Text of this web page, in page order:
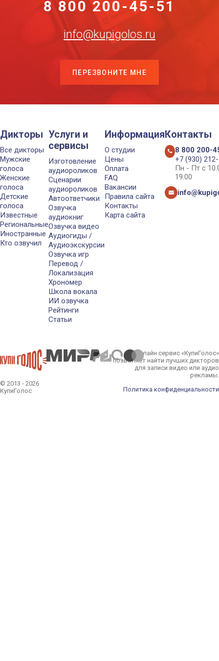
8 800 200-45-51
info@kupigolos.ru
ПЕРЕЗВОНИТЕ МНЕ
Дикторы
Все дикторы
Мужские
голоса
Женские
голоса
Детские
голоса
Известные
Региональные
Иностранные
Кто озвучил
Услуги и
сервисы
Изготовление
аудиороликов
Сценарии
аудиороликов
Автоответчики
Озвучка
аудиокниг
Озвучка видео
Аудиогиды /
Аудиоэкскурсии
Озвучка игр
Перевод /
Локализация
Хрономер
Школа вокала
ИИ озвучка
Рейтинги
Статьи
Информация
О студии
Цены
Оплата
FAQ
Вакансии
Правила сайта
Контакты
Карта сайта
Контакты
8 800 200-
+7 (930)
Пн - Пт с
19:00
© 2013 - 2026
КупиГолос
Онлайн сервис «КупиГолос»
позволяет найти лучших дикторов
для записи видео или аудио
рекламы.
Политика конфиденциальности